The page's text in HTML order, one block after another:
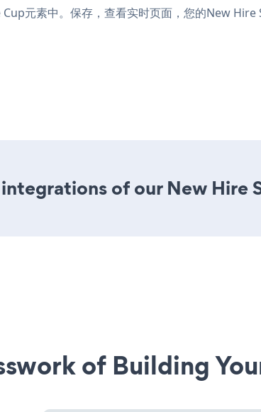
元素中。保存，查看实时页面，您的New Hire
of our New Hire
of Building